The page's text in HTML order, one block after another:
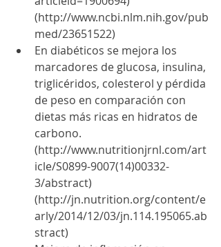
(http://www.ncbi.nlm.nih.gov/pub
med/23651522)
En diabéticos se mejora los
marcadores de glucosa, insulina,
triglicéridos, colesterol y pérdida
de peso en comparación con
dietas más ricas en hidratos de
carbono.
(http://www.nutritionjrnl.com/art
icle/S0899-9007(14)00332-
3/abstract)
(http://jn.nutrition.org/content/e
arly/2014/12/03/jn.114.195065.ab
stract)